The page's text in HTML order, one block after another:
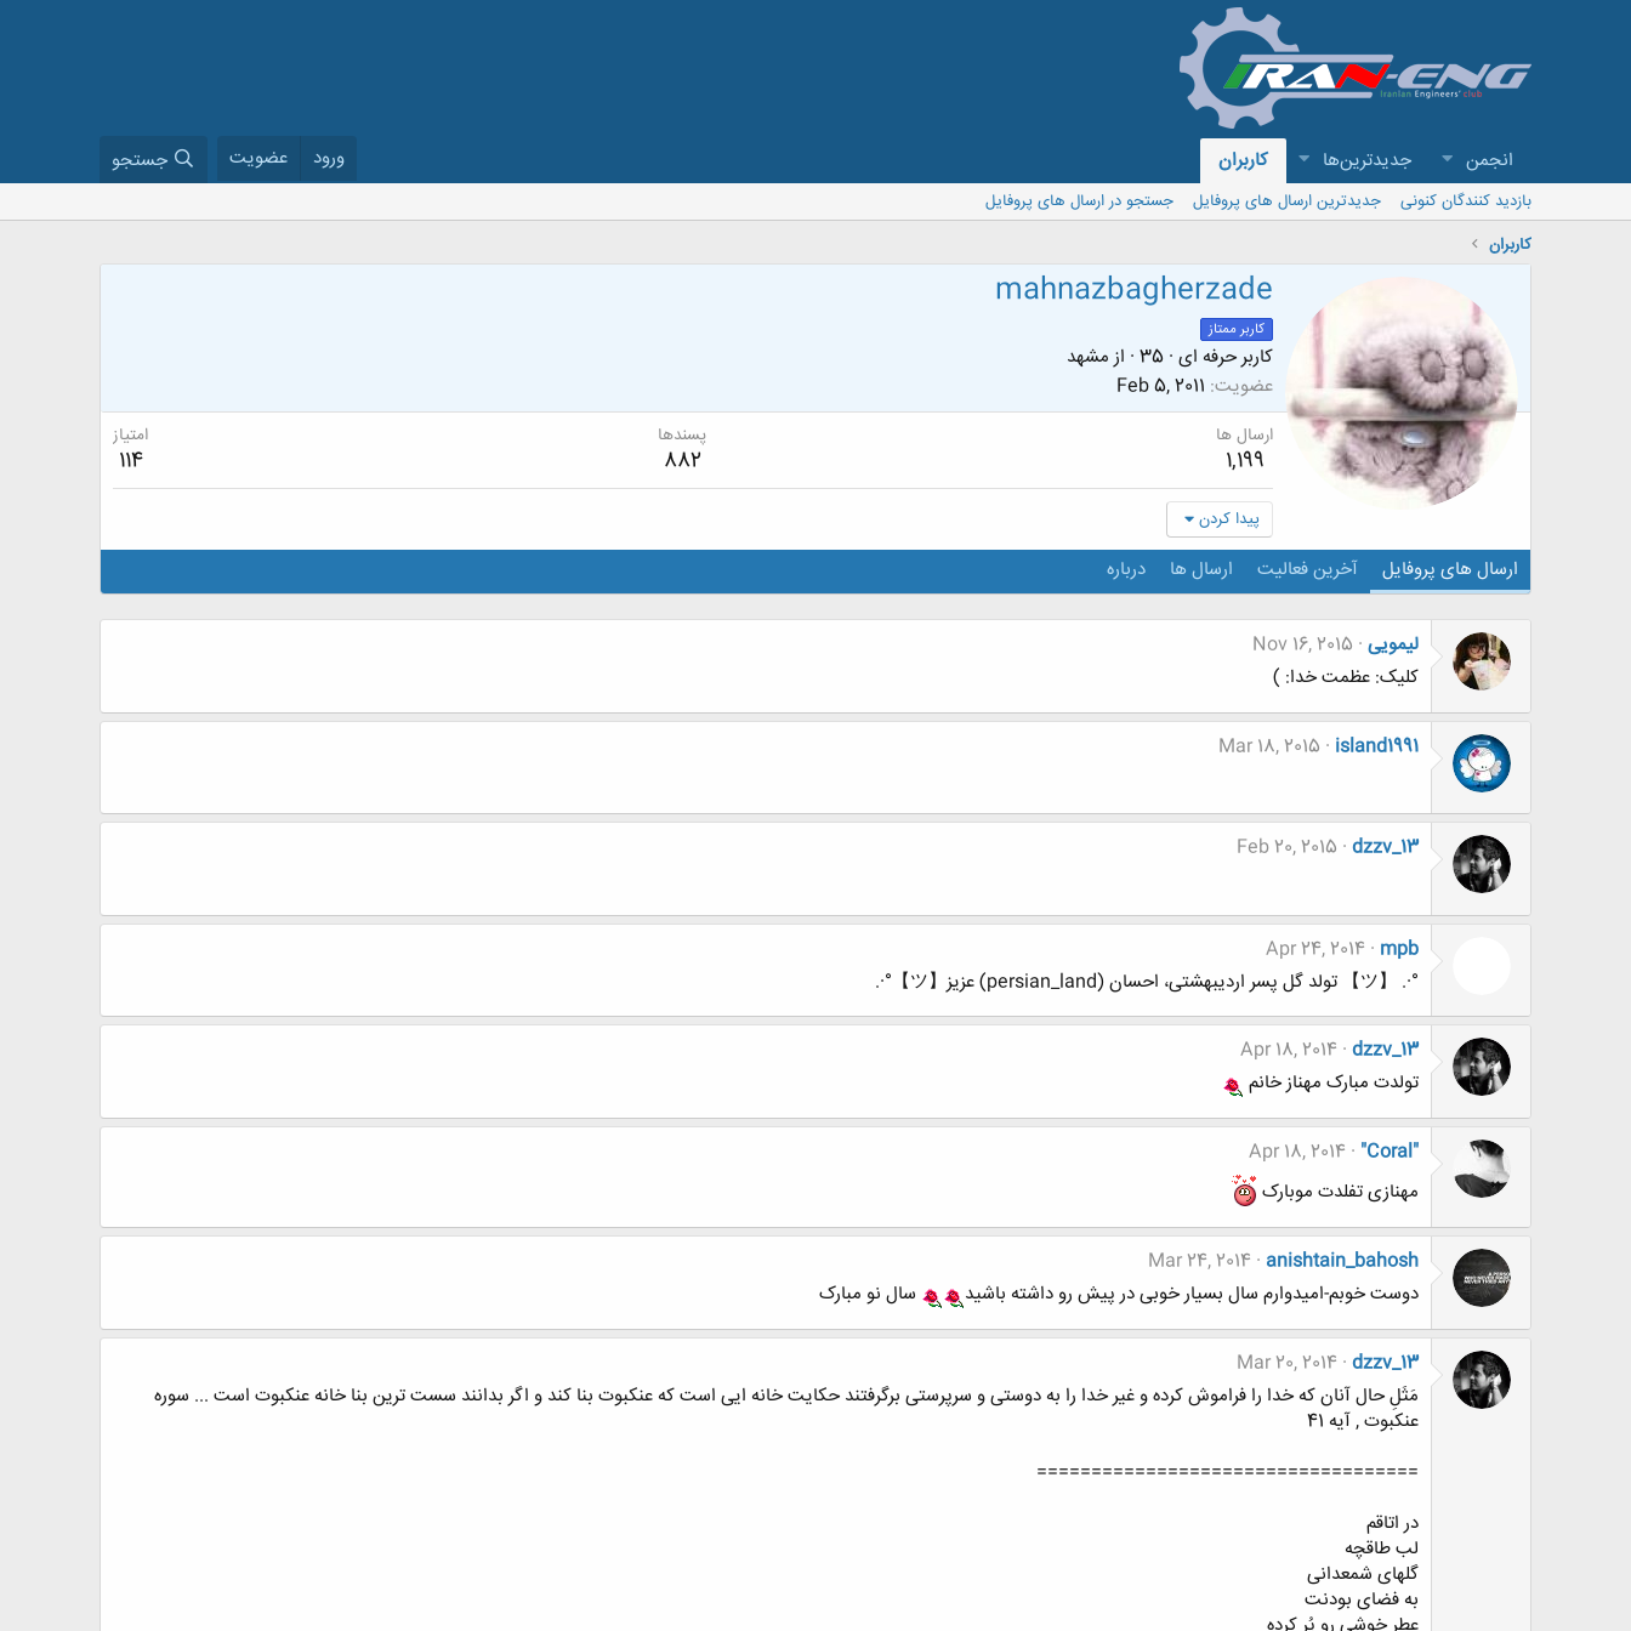
انجمن جدیدترین‌ها کاربران ورود عضویت جستجو
بازدید کنندگان کنونی جدیدترین ارسال های پروفایل
جستجو در ارسال های پروفایل
کاربران
mahnazbagherzade
کاربر ممتاز
کاربر حرفه ای ·
· از مشهد
عضویت Feb 5, 2011
ارسال ها
1,199
پسندها
882
امتیاز
114
پیدا کردن
ارسال های پروفایل آخرین فعالیت ارسال ها درباره
لیمویی Nov 16, 2015
کلیک: عظمت خدا: )
island1991
Mar 18, 2015
dzzv_13
Feb 20, 2015
mpb
Apr 24, 2014
°·. 【ツ】 تولد گل پسر اردیبهشتی، احسان (persian_land) عزیز【ツ】°·.
dzzv_13
Apr 18, 2014
تولدت مبارک مهناز خانم
"Coral"
Apr 18, 2014
مهنازی تفلدت موبارک
anishtain_bahosh
Mar 24, 2014
دوست خوبم-امیدوارم سال بسیار خوبی در پیش رو داشته باشید
سال نو مبارک
dzzv_13
Mar 20, 2014
مَثَلِ حال آنان که خدا را فراموش کرده و غیر خدا را به دوستی و سرپرستی برگرفتند حکایت خانه ایی است که عنکبوت بنا کند و اگر بدانند سست ترین بنا خانه عنکبوت است ... سوره
عنکبوت , آیه 41
===================================
در اتاقم
لب طاقچه
گلهای شمعدانی
به فضای بودنت